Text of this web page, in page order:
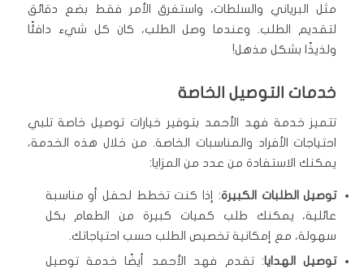
مثل البرياني والسلطات، واستغرق الأمر فقط بضع دقائق
لتقديم الطلب. وعندما وصل الطلب، كان كل شيء دافئًا
ولذيذًا بشكل مذهل!
خدمات التوصيل الخاصة
تتميز خدمة فهد الأحمد بتوفير خيارات توصيل خاصة تلبي
احتياجات الأفراد والمناسبات الخاصة. من خلال هذه الخدمة،
يمكنك الاستفادة من عدد من المزايا:
توصيل الطلبات الكبيرة: إذا كنت تخطط لحفل أو مناسبة
عائلية، يمكنك طلب كميات كبيرة من الطعام بكل
سهولة، مع إمكانية تخصيص الطلب حسب احتياجاتك.
توصيل الهدايا: تقدم فهد الأحمد أيضًا خدمة توصيل